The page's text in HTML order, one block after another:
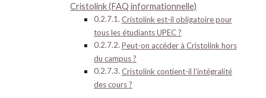
Cristolink (FAQ informationnelle)
Cristolink est-il obligatoire pour
tous les étudiants UPEC ?
Peut-on accéder à Cristolink hors
du campus ?
Cristolink contient-il l’intégralité
des cours ?